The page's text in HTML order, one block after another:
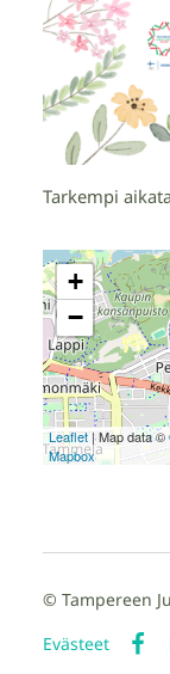
Tarkempi
+
−
Leaflet| Map data ©
Mapbox
© Tampereen
Evästeet